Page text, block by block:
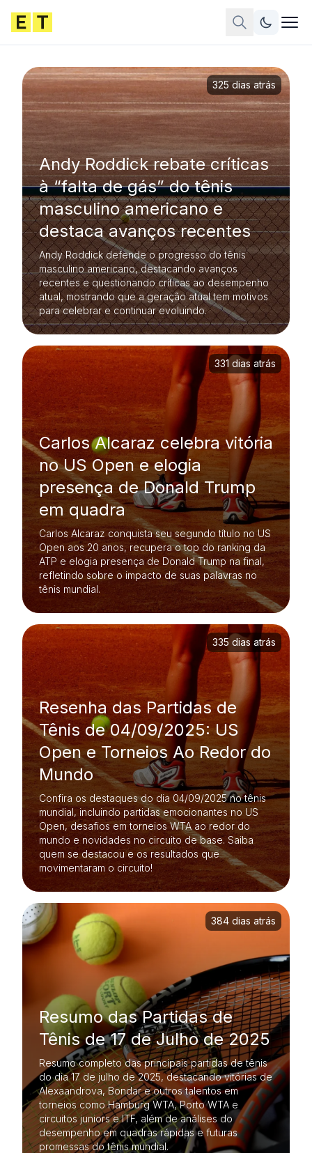
Andy Roddick rebate críticas
à “falta de gás” do tênis
masculino americano e
destaca avanços recentes
Andy Roddick defende o progresso do tênis
masculino americano, destacando avanços
recentes e questionando críticas ao desempenho
atual, mostrando que a geração atual tem motivos
para celebrar e continuar evoluindo.
325 dias atrás
Carlos Alcaraz celebra vitória
no US Open e elogia
presença de Donald Trump
em quadra
Carlos Alcaraz conquista seu segundo título no US
Open aos 20 anos, recupera o top do ranking da
ATP e elogia presença de Donald Trump na final,
refletindo sobre o impacto de suas palavras no
tênis mundial.
331 dias atrás
Resenha das Partidas de
Tênis de 04/09/2025: US
Open e Torneios Ao Redor do
Mundo
Confira os destaques do dia 04/09/2025 no tênis
mundial, incluindo partidas emocionantes no US
Open, desafios em torneios WTA ao redor do
mundo e novidades no circuito de base. Saiba
quem se destacou e os resultados que
movimentaram o circuito!
335 dias atrás
Resumo das Partidas de
Tênis de 17 de Julho de 2025
Resumo completo das principais partidas de tênis
do dia 17 de julho de 2025, destacando vitórias de
Alexaandrova, Bondar e outros talentos em
torneios como Hamburg WTA, Porto WTA e
circuitos juniors e ITF, além de análises do
desempenho em quadras rápidas e futuras
promessas do tênis mundial.
384 dias atrás